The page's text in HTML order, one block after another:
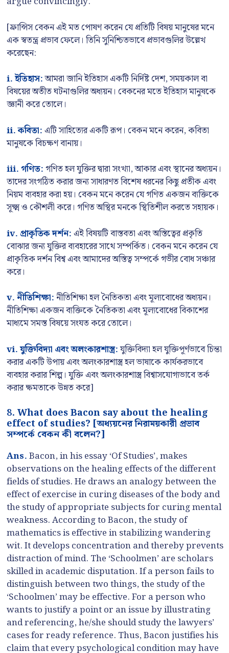
[ফ্রান্সিস বেকন এই মত পোষণ করেন যে প্রতিটি বিষয় মানুষের মনে
এক স্বতন্ত্র প্রভাব ফেলে। তিনি সুনিশ্চিতভাবে প্রভাবগুলির উল্লেখ
করেছেন:
i. ইতিহাস:আমরা জানি ইতিহাস একটি নির্দিষ্ট দেশ, সময়কাল বা
বিষয়ের অতীত ঘটনাগুলির অধ্যয়ন। বেকনের মতে ইতিহাস মানুষকে
জ্ঞানী করে তোলে।
ii. কবিতা:এটি সাহিত্যের একটি রূপ। বেকন মনে করেন, কবিতা
মানুষকে বিচক্ষণ বানায়।
iii. গণিত:গণিত হল যুক্তির দ্বারা সংখ্যা, আকার এবং স্থানের অধ্যয়ন।
তাদের সংগঠিত করার জন্য সাধারণত বিশেষ ধরনের কিছু প্রতীক এবং
নিয়ম ব্যবহার করা হয়। বেকন মনে করেন যে গণিত একজন ব্যক্তিকে
সূক্ষ্ম ও কৌশলী করে। গণিত অস্থির মনকে স্থিতিশীল করতে সহায়ক।
iv. প্রাকৃতিক দর্শন:এই বিষয়টি বাস্তবতা এবং অস্তিত্বের প্রকৃতি
বোঝার জন্য যুক্তির ব্যবহারের সাথে সম্পর্কিত। বেকন মনে করেন যে
প্রাকৃতিক দর্শন বিশ্ব এবং আমাদের অস্তিত্ব সম্পর্কে গভীর বোধ সঞ্চার
করে।
v. নীতিশিক্ষা:নীতিশিক্ষা হল নৈতিকতা এবং মূল্যবোধের অধ্যয়ন।
নীতিশিক্ষা একজন ব্যক্তিকে নৈতিকতা এবং মূল্যবোধের বিকাশের
মাধ্যমে সমস্ত বিষয়ে সংযত করে তোলে।
vi. যুক্তিবিদ্যা এবং অলংকারশাস্ত্র:যুক্তিবিদ্যা হল যুক্তিপূর্ণভাবে চিন্তা
করার একটি উপায় এবং অলংকারশাস্ত্র হল ভাষাকে কার্যকরভাবে
ব্যবহার করার শিল্প। যুক্তি এবং অলংকারশাস্ত্র বিশ্বাসযোগ্যভাবে তর্ক
করার ক্ষমতাকে উন্নত করে]
8. What does Bacon say about the healing
effect of studies? [অধ্যয়নের নিরাময়কারী প্রভাব
সম্পর্কে বেকন কী বলেন?]
Ans.Bacon, in his essay ‘Of Studies’, makes
observations on the healing effects of the different
fields of studies. He draws an analogy between the
effect of exercise in curing diseases of the body and
the study of appropriate subjects for curing mental
weakness. According to Bacon, the study of
mathematics is effective in stabilizing wandering
wit. It develops concentration and thereby prevents
distraction of mind. The ‘Schoolmen’ are scholars
skilled in academic disputation. If a person fails to
distinguish between two things, the study of the
‘Schoolmen’ may be effective. For a person who
wants to justify a point or an issue by illustrating
and referencing, he/she should study the lawyers’
cases for ready reference. Thus, Bacon justifies his
claim that every psychological condition may have